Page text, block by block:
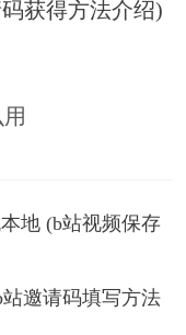
地 (b站视频保存
邀请码填写方法